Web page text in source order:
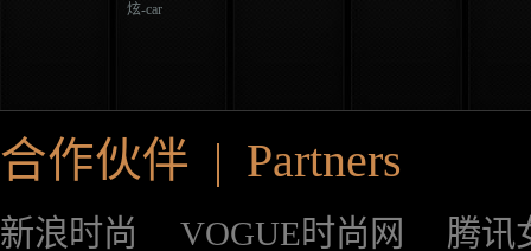
炫-car
合作伙伴 | Partners
新浪时尚 VOGUE时尚网 腾讯